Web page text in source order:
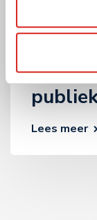
7
Slim
Lees meer